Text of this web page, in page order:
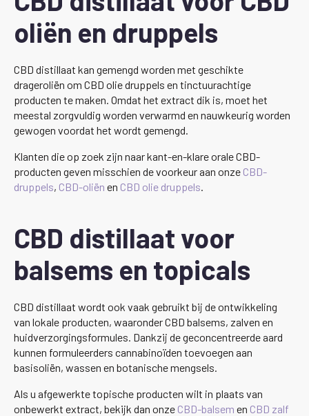
oliën en druppels
CBD distillaat kan gemengd worden met geschikte
drageroliën om CBD olie druppels en tinctuurachtige
producten te maken. Omdat het extract dik is, moet het
meestal zorgvuldig worden verwarmd en nauwkeurig worden
gewogen voordat het wordt gemengd.
Klanten die op zoek zijn naar kant-en-klare orale CBD-
producten geven misschien de voorkeur aan onze CBD-
druppels, CBD-oliën en CBD olie druppels
CBD distillaat voor
balsems en topicals
CBD distillaat wordt ook vaak gebruikt bij de ontwikkeling
van lokale producten, waaronder CBD balsems, zalven en
huidverzorgingsformules. Dankzij de geconcentreerde aard
kunnen formuleerders cannabinoïden toevoegen aan
basisoliën, wassen en botanische mengsels.
Als u afgewerkte topische producten wilt in plaats van
onbewerkt extract, bekijk dan onze CBD-balsem en CBD zalf